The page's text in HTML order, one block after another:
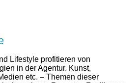
Lifestyle profitieren von
in der Agentur. Kunst,
etc. – Themen dieser